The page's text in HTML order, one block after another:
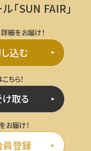
「SUN FAIR」
細をお届け！
ちら！
お届け！
込む
取る
員登録